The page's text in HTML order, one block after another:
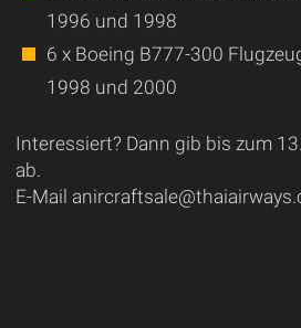
1996 und 1998
6 x Boeing B777-300
1998 und 2000
Interessiert? Dann gib bis zum
ab.
E-Mail